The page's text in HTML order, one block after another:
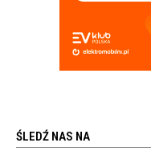
ŚLEDŹ NAS NA